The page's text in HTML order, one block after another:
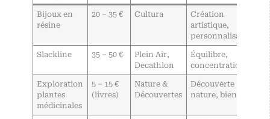
Bijoux en
résine
20 – 35 € Cultura
Création
artistique,
personnalisation
Slackline 35 – 50 €
Plein Air,
Decathlon
Équilibre,
concentration
Exploration
plantes
médicinales
5 – 15 €
(livres)
Nature &
Découvertes
Découverte
nature, bien-être